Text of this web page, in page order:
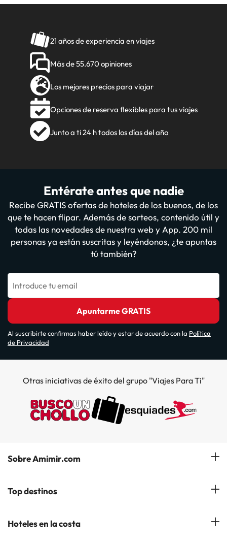
21 años de experiencia en viajes
Más de 55.670 opiniones
Los mejores precios para viajar
Opciones de reserva flexibles para tus viajes
Junto a ti 24 h todos los días del año
Entérate antes que nadie
Recibe GRATIS ofertas de hoteles de los buenos, de los
que te hacen flipar. Además de sorteos, contenido útil y
todas las novedades de nuestra web y App. 200 mil
personas ya están suscritas y leyéndonos, ¿te apuntas
tú también?
Introduce tu email
Apuntarme GRATIS
Al suscribirte confirmas haber leído y estar de acuerdo con la Política
de Privacidad
Otras iniciativas de éxito del grupo "Viajes Para Ti"
Sobre Amimir.com
¿Quiénes somos?
Gestionar mi reserva
Top destinos
Hoteles en Salou
Hoteles en la costa